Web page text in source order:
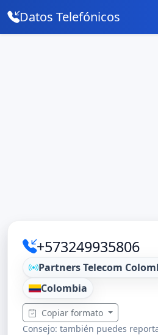
Datos Telefónicos
+573249935806
Partners Telecom
Colombia
Copiar formato
Consejo: también puedes